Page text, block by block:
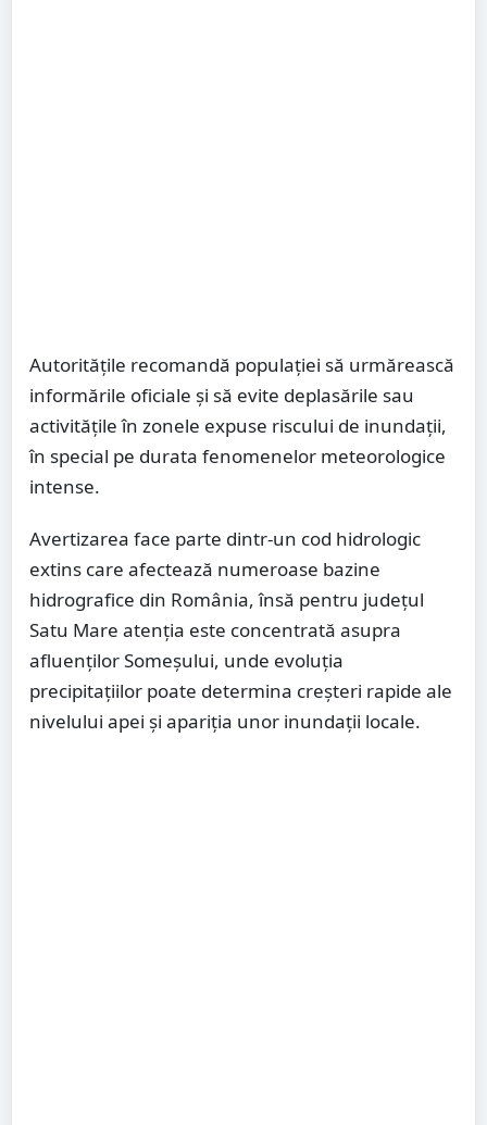
Autoritățile recomandă populației să urmărească
informările oficiale și să evite deplasările sau
activitățile în zonele expuse riscului de inundații,
în special pe durata fenomenelor meteorologice
intense.
Avertizarea face parte dintr-un cod hidrologic
extins care afectează numeroase bazine
hidrografice din România, însă pentru județul
Satu Mare atenția este concentrată asupra
afluenților Someșului, unde evoluția
precipitațiilor poate determina creșteri rapide ale
nivelului apei și apariția unor inundații locale.